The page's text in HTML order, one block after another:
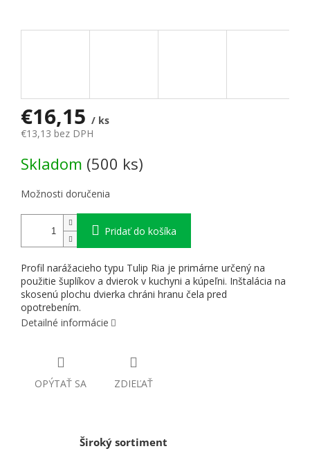
€16,15 / ks
€13,13 bez DPH
Skladom (500 ks)
Možnosti doručenia
Pridať do košíka
Profil narážacieho typu Tulip Ria je primárne určený na
použitie šuplíkov a dvierok v kuchyni a kúpeľni. Inštalácia na
skosenú plochu dvierka chráni hranu čela pred
opotrebením.
Detailné informácie
OPÝTAŤ SA ZDIEĽAŤ
Široký sortiment